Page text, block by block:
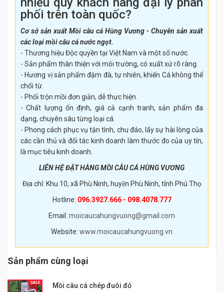
phối trên toàn quốc?
Cơ sở sản xuất Mồi câu cá Hùng Vương - Chuyên sản xuất
các loại mồi câu cá nước ngọt.
- Thương hiệu Độc quyền tại Việt Nam và một số nước.
- Sản phẩm thân thiện với môi trường, có xuất xứ rõ ràng.
- Hương vị sản phẩm đậm đà, tự nhiên, khiến Cá không thể
chối từ.
- Phối trộn mồi đơn giản, dễ thực hiện.
- Chất lượng ổn định, giá cả cạnh tranh, sản phẩm đa
dạng, chuyên sâu từng loại cá.
- Phong cách phục vụ tận tình, chu đáo, lấy sự hài lòng của
các cần thủ và đối tác kinh doanh làm thước đo của uy tín,
là mục tiêu kinh doanh.
LIÊN HỆ ĐẶT HÀNG MỒI CÂU CÁ HÙNG VƯƠNG
Địa chỉ: Khu 10, xã Phù Ninh, huyện Phù Ninh, tỉnh Phú Thọ
Hotline: 096.3927.666 - 098.4078.777
Email: moicaucahungvuong@gmail.com
Website: www.moicaucahungvuong.vn
Sản phẩm cùng loại
Mồi câu cá chép đuôi đỏ